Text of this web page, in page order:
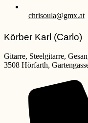
chrisoula@gmx.at
Körber Karl (Carlo)
Gitarre, Steelgitarre,
3508 Hörfarth,